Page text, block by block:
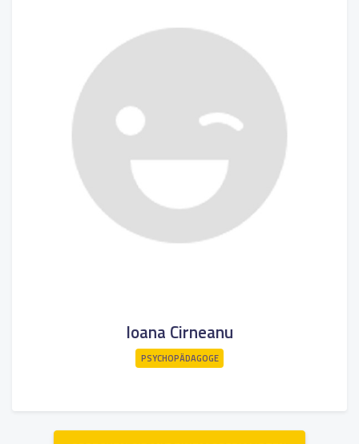
Ioana Cirneanu
PSYCHOPÄDAGOGE